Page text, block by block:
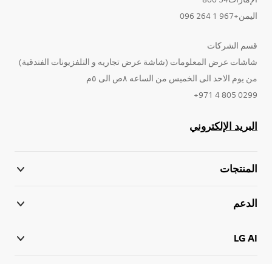
اليمن+967 1 264 096
قسم الشركات
شاشات عرض المعلومات (شاشة عرض تجاريه و التلفزيونات الفندقية)
من يوم الاحد الى الخميس من الساعه ٨ص الى ٥م
0299 805 4 971+
البريد الإلكتروني
المنتجات
الدعم
LG AI